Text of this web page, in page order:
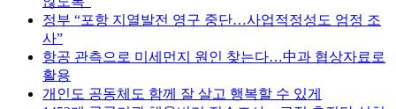
정부 “포항 지열발전 영구 중단…사업적정성도 엄정 조
사”
항공 관측으로 미세먼지 원인 찾는다…中과 협상자료로
활용
개인도 공동체도 함께 잘 살고 행복할 수 있게